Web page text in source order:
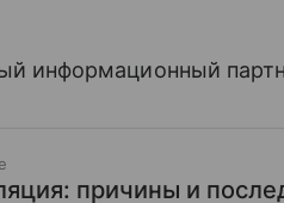
информационный
причины и